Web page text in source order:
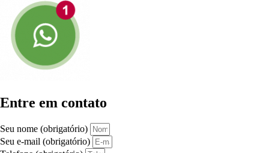
Entre em contato
Seu nome (obrigatório)
Seu e-mail (obrigatório)